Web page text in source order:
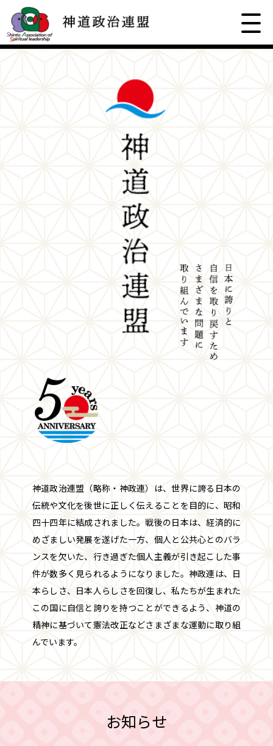
神道政治連盟（略称・神政連）は、世界に誇る日本の
伝統や文化を後世に正しく伝えることを目的に、昭和
四十四年に結成されました。戦後の日本は、経済的に
めざましい発展を遂げた一方、個人と公共心とのバラ
ンスを欠いた、行き過ぎた個人主義が引き起こした事
件が数多く見られるようになりました。神政連は、日
本らしさ、日本人らしさを回復し、私たちが生まれた
この国に自信と誇りを持つことができるよう、神道の
精神に基づいて憲法改正などさまざまな運動に取り組
んでいます。
お知らせ